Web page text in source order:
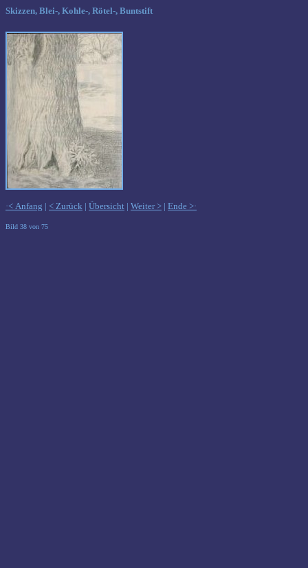
Skizzen, Blei-, Kohle-, Rötel-, Buntstift
·< Anfang | < Zurück | Übersicht | Weiter > | Ende >·
Bild 38 von 75